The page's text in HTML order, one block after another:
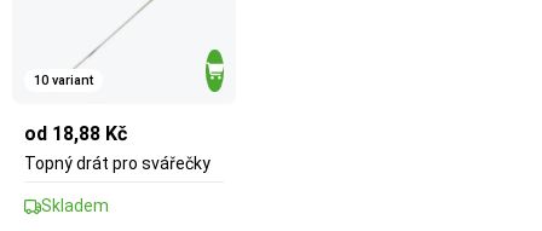
10 variant
od 18,88 Kč
Topný drát pro svářečky
Skladem